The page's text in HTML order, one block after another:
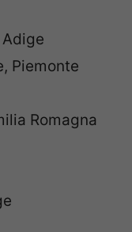
Piemonte
Romagna